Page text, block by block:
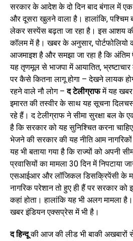
सरकार के आदेश के दो दिन बाद बंगाल में
और दूसरा खुलने वाला है। हालांकि, पश्चिम
लेकर सस्पेंस बढ़ता जा रहा है। इस आशय
कॉलम में है। खबर के अनुसार,
आजमाइश है और समझा जा रहा है कि
यह तृणमूल से भाजपा में आयातित, भ्रष्टाचार
पर कैसे कितना लागू होगा – देखने लायक
रहने वाले नौ लोग –द टेलीग्राफमें यह खबर
इमारत की तस्वीर के साथ यह सूचना
रहे हैं। द टेलीग्राफ ने सीमा सुरक्षा बल के
है कि सरकार को यह सुनिश्चित करना
भेजने की सरकार की यह नीति आम
यह भी बताया गया है कि राज्यों को अपनी
प्रवासियों का मामला 30 दिन में निपटाया
एसआईआर और लॉजिकल डिसक्रिपेंसी के
नागरिक परेशान तो हुए ही हैं पर सरकार को
कहां होता। हालांकि यह भी अलग मामला
खबर इंडियन एक्सप्रेस में भी है।
द हिन्दूकी आज की लीड भी बाकी